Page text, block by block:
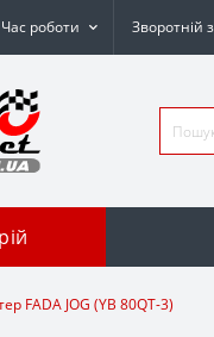
Час роботи Зворотній
FADA JOG (YB 80QT-3)